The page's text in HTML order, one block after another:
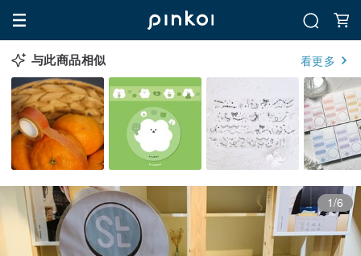
与此商品相似 看更多
1/6